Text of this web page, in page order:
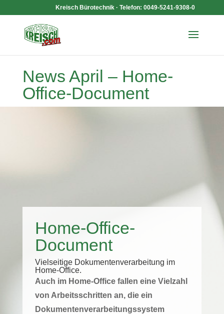
Kreisch Bürotechnik · Telefon: 0049-5241-9308-0
News April – Home-
Office-Document
Home-Office-
Document
Vielseitige Dokumentenverarbeitung im
Home-Office.
Auch im Home-Office fallen eine Vielzahl
von Arbeitsschritten an, die ein
Dokumentenverarbeitungssystem